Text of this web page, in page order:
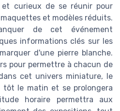
et curieux de se réunir pour
et modèles réduits.
de cet événement
informations clés sur les
d'une pierre blanche.
pour permettre à chacun de
cet univers miniature, le
tôt le matin et se prolongera
horaire permettra aux